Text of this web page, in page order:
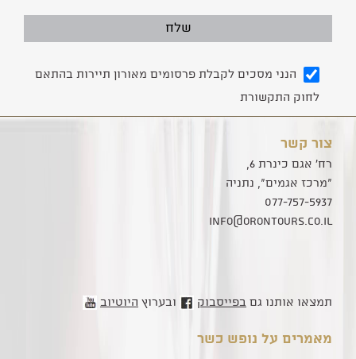
הנני מסכים לקבלת פרסומים מאורון תיירות בהתאם
לחוק התקשורת
צור קשר
רח' אגם כינרת 6,
"מרכז אגמים", נתניה
077-757-5937
info@orontours.co.il
תמצאו אותנו גם בפייסבוק ובערוץ היוטיוב
מאמרים על נופש כשר